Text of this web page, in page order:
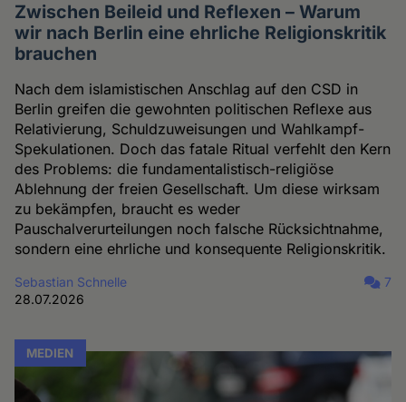
Zwischen Beileid und Reflexen – Warum
wir nach Berlin eine ehrliche Religionskritik
brauchen
Nach dem islamistischen Anschlag auf den CSD in
Berlin greifen die gewohnten politischen Reflexe aus
Relativierung, Schuldzuweisungen und Wahlkampf-
Spekulationen. Doch das fatale Ritual verfehlt den Kern
des Problems: die fundamentalistisch-religiöse
Ablehnung der freien Gesellschaft. Um diese wirksam
zu bekämpfen, braucht es weder
Pauschalverurteilungen noch falsche Rücksichtnahme,
sondern eine ehrliche und konsequente Religionskritik.
Sebastian Schnelle
28.07.2026
7
MEDIEN